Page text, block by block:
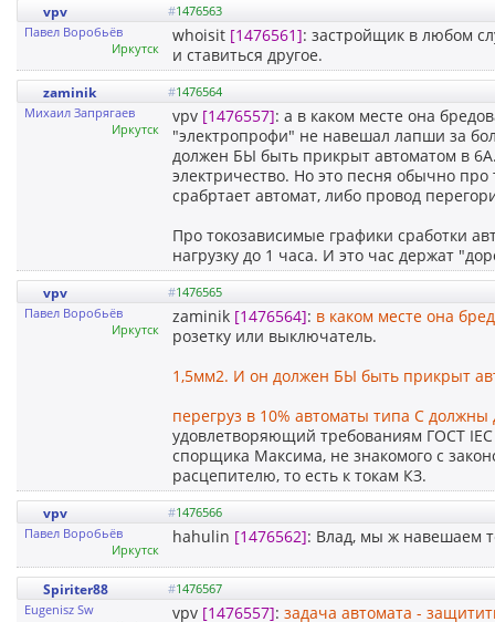
vpv #1476563
Павел Воробьёв
Иркутск
whoisit [1476561]: застройщик в любом
и ставиться другое.
zaminik #1476564
Михаил Запрягаев
Иркутск
vpv [1476557]: а в каком месте она
"электропрофи" не навешал лапши за
должен БЫ быть прикрыт автоматом в
электричество. Но это песня обычно
срабртает автомат, либо провод
Про токозависимые графики сработки
нагрузку до 1 часа. И это час держат
vpv #1476565
Павел Воробьёв
Иркутск
zaminik [1476564]: в каком месте она
розетку или выключатель.
1,5мм2. И он должен БЫ быть прикрыт
перегруз в 10% автоматы типа С должны
удовлетворяющий требованиям ГОСТ
спорщика Максима, не знакомого с
расцепителю, то есть к токам КЗ.
vpv #1476566
Павел Воробьёв
Иркутск
hahulin [1476562]: Влад, мы ж навешаем
Spiriter88 #1476567
Eugenisz Sw
vpv [1476557]: задача автомата -